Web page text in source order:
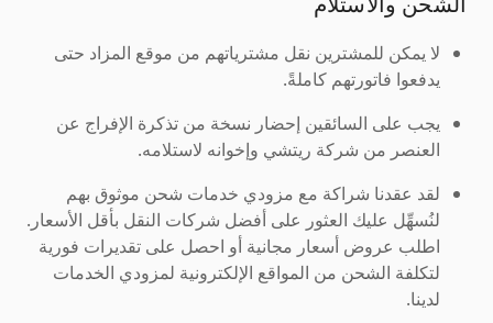
لا يمكن للمشترين نقل مشترياتهم من موقع المزاد حتى
يدفعوا فاتورتهم كاملةً.
يجب على السائقين إحضار نسخة من تذكرة الإفراج عن
العنصر من شركة ريتشي وإخوانه لاستلامه.
لقد عقدنا شراكة مع مزودي خدمات شحن موثوق بهم
لنُسهِّل عليك العثور على أفضل شركات النقل بأقل الأسعار.
اطلب عروض أسعار مجانية أو احصل على تقديرات فورية
لتكلفة الشحن من المواقع الإلكترونية لمزودي الخدمات
لدينا.